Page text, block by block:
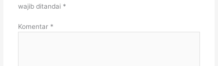
wajib ditandai *
Komentar *